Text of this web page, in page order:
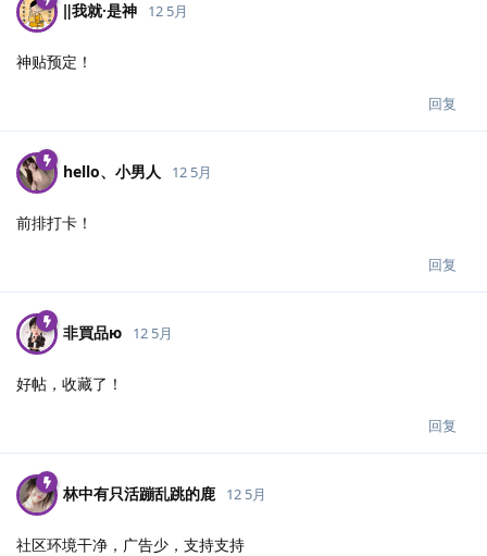
‖我就·是神 12 5月
神贴预定！
回复
hello、小男人 12 5月
前排打卡！
回复
非買品ю 12 5月
好帖，收藏了！
回复
林中有只活蹦乱跳的鹿 12 5月
社区环境干净，广告少，支持支持